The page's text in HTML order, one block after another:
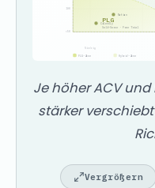
PLG
Self-Serve · Free Trial
Niedrig
<5K
10K
Calendly
Notion
PLG-Zone Hybrid-Zone
Je höher ACV
stärker
Vergrößern